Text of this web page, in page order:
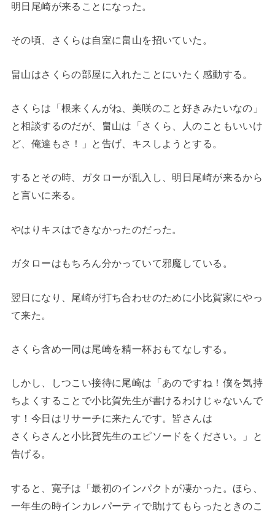
明日尾崎が来ることになった。
その頃、さくらは自室に畠山を招いていた。
畠山はさくらの部屋に入れたことにいたく感動する。
さくらは「根来くんがね、美咲のこと好きみたいなの」
と相談するのだが、畠山は「さくら、人のこともいいけ
ど、俺達もさ！」と告げ、キスしようとする。
するとその時、ガタローが乱入し、明日尾崎が来るから
と言いに来る。
やはりキスはできなかったのだった。
ガタローはもちろん分かっていて邪魔している。
翌日になり、尾崎が打ち合わせのために小比賀家にやっ
て来た。
さくら含め一同は尾崎を精一杯おもてなしする。
しかし、しつこい接待に尾崎は「あのですね！僕を気持
ちよくすることで小比賀先生が書けるわけじゃないんで
す！今日はリサーチに来たんです。皆さんは
さくらさんと小比賀先生のエピソードをください。」と
告げる。
すると、寛子は「最初のインパクトが凄かった。ほら、
一年生の時インカレパーティで助けてもらったときのこ